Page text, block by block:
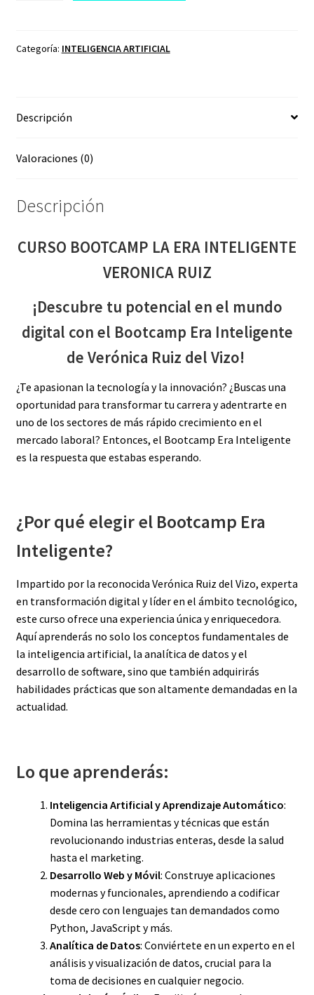
INTELIGENTE
Categoría: INTELIGENCIA ARTIFICIAL
Descripción
Valoraciones (0)
Descripción
CURSO BOOTCAMP LA ERA INTELIGENTE
VERONICA RUIZ
¡Descubre tu potencial en el mundo
digital con el Bootcamp Era Inteligente
de Verónica Ruiz del Vizo!
¿Te apasionan la tecnología y la innovación? ¿Buscas una
oportunidad para transformar tu carrera y adentrarte en
uno de los sectores de más rápido crecimiento en el
mercado laboral? Entonces, el Bootcamp Era Inteligente
es la respuesta que estabas esperando.
¿Por qué elegir el Bootcamp Era
Inteligente?
Impartido por la reconocida Verónica Ruiz del Vizo, experta
en transformación digital y líder en el ámbito tecnológico,
este curso ofrece una experiencia única y enriquecedora.
Aquí aprenderás no solo los conceptos fundamentales de
la inteligencia artificial, la analítica de datos y el
desarrollo de software, sino que también adquirirás
habilidades prácticas que son altamente demandadas en la
actualidad.
Lo que aprenderás:
Inteligencia Artificial y Aprendizaje Automático:
Domina las herramientas y técnicas que están
revolucionando industrias enteras, desde la salud
hasta el marketing.
Desarrollo Web y Móvil: Construye aplicaciones
modernas y funcionales, aprendiendo a codificar
desde cero con lenguajes tan demandados como
Python, JavaScript y más.
Analítica de Datos: Conviértete en un experto en el
análisis y visualización de datos, crucial para la
toma de decisiones en cualquier negocio.